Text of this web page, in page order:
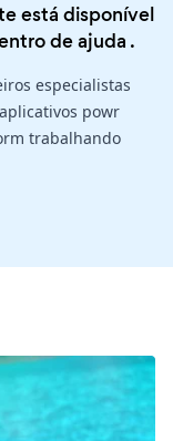
está disponível
de ajuda .
especialistas
powr
trabalhando